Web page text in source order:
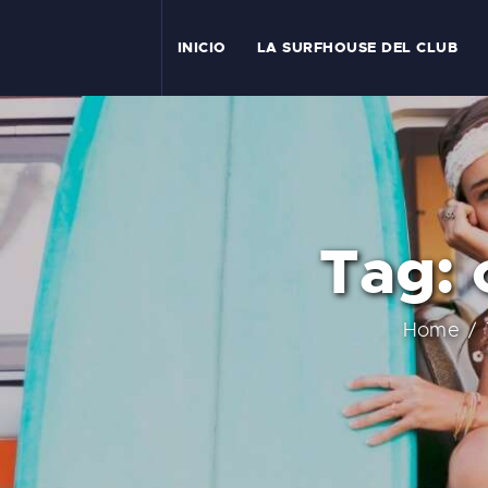
INICIO LA SURFHOUSE DEL CLUB
Tag:
Home